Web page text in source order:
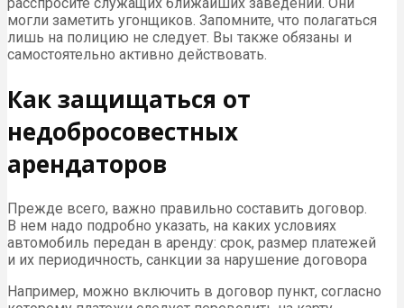
расспросите служащих ближайших заведений. Они
могли заметить угонщиков. Запомните, что полагаться
лишь на полицию не следует. Вы также обязаны и
самостоятельно активно действовать.
Как защищаться от
недобросовестных
арендаторов
Прежде всего, важно правильно составить договор.
В нем надо подробно указать, на каких условиях
автомобиль передан в аренду: срок, размер платежей
и их периодичность, санкции за нарушение договора
Например, можно включить в договор пункт, согласно